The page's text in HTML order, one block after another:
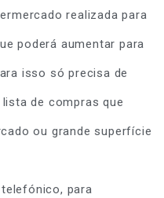
realizada para
poderá aumentar para
isso só precisa de
de compras que
ou grande superfície
para